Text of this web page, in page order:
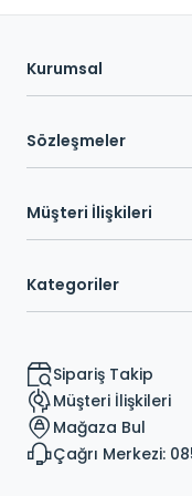
Kurumsal
Sözleşmeler
Müşteri İlişkileri
Kategoriler
Sipariş Takip
Müşteri İlişkileri
Mağaza Bul
Çağrı Merkezi: